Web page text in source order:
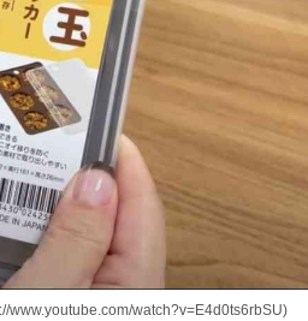
www.youtube.com/watch?v=E4d0ts6rbSU)